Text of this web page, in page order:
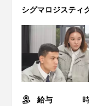
シグマロジスティ
給与